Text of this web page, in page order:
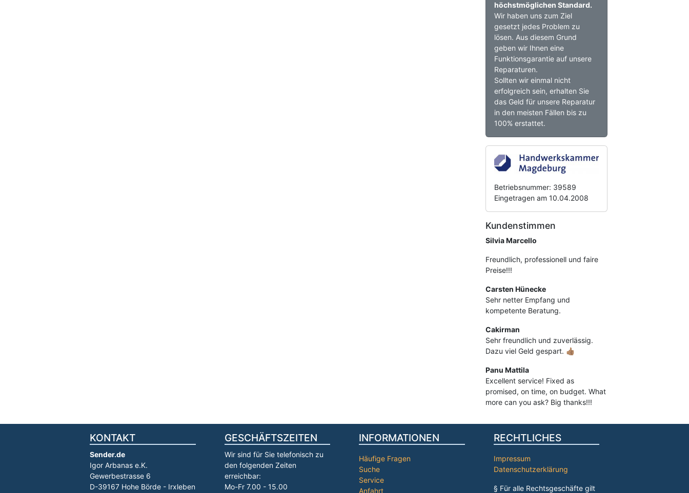
höchstmöglichen Standard.
Wir haben uns zum Ziel
gesetzt jedes Problem zu
lösen. Aus diesem Grund
geben wir Ihnen eine
Funktionsgarantie auf unsere
Reparaturen.
Sollten wir einmal nicht
erfolgreich sein, erhalten Sie
das Geld für unsere Reparatur
in den meisten Fällen bis zu
100% erstattet.
Betriebsnummer: 39589
Eingetragen am 10.04.2008
Kundenstimmen
Silvia Marcello
Freundlich, professionell und faire
Preise!!!
Carsten Hünecke
Sehr netter Empfang und
kompetente Beratung.
Cakirman
Sehr freundlich und zuverlässig.
Dazu viel Geld gespart. 👍🏽
Panu Mattila
Excellent service! Fixed as
promised, on time, on budget. What
more can you ask? Big thanks!!!
KONTAKT
Sender.de
Igor Arbanas e.K.
Gewerbestrasse 6
D-39167 Hohe Börde - Irxleben
GESCHÄFTSZEITEN
Wir sind für Sie telefonisch zu
den folgenden Zeiten
erreichbar:
Mo-Fr 7.00 - 15.00
INFORMATIONEN
Häufige Fragen
Suche
Service
Anfahrt
RECHTLICHES
Impressum
Datenschutzerklärung
§ Für alle Rechtsgeschäfte gilt